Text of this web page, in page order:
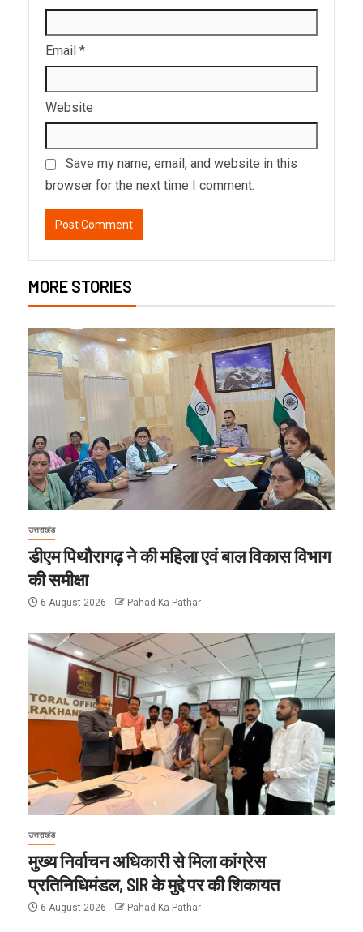
Email *
Website
Save my name, email, and website in this
browser for the next time I comment.
MORE STORIES
उत्तराखंड
डीएम पिथौरागढ़ ने की महिला एवं बाल विकास विभाग
की समीक्षा
6 August 2026 Pahad Ka Pathar
उत्तराखंड
मुख्य निर्वाचन अधिकारी से मिला कांग्रेस
प्रतिनिधिमंडल, SIR के मुद्दे पर की शिकायत
6 August 2026 Pahad Ka Pathar